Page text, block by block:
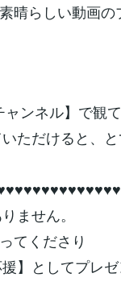
晴らしい動画
ンネル】で観
いただけると、
ません。
てくださり
】としてプレ